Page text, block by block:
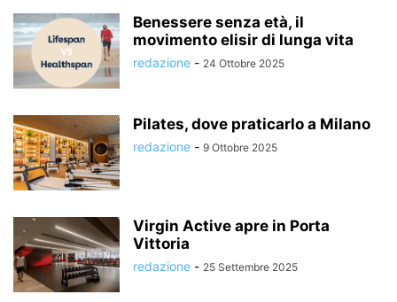
Benessere senza età, il
movimento elisir di lunga vita
redazione - 24 Ottobre 2025
Pilates, dove praticarlo a Milano
redazione - 9 Ottobre 2025
Virgin Active apre in Porta
Vittoria
redazione - 25 Settembre 2025